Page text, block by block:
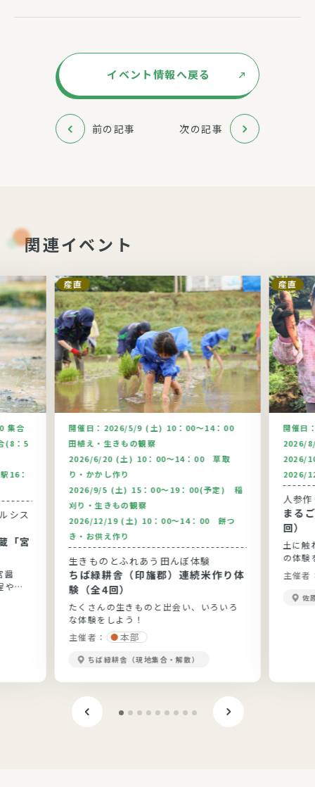
イベント情報へ戻る
前の記事 次の記事
関連イベント
集合
(8：5
16：
「宮
醤
や醤
産直
開催日： 2026/5/9 (土) 10：00～14：00
田植え・生きもの観察
2026/6/20 (土) 10：00～14：00 草取
り・かかし作り
2026/9/5 (土) 15：00～19：00(予定) 稲
刈り・生きもの観察
2026/12/19 (土) 10：00～14：00 餅つ
き・お供え作り
生きものとふれあう田んぼ体験
ちば緑耕舎（印旛郡）連続米作り体
験（全4回）
たくさんの生きものと出会い、いろいろ
な体験をしよう！
主催者：
本部
ちば緑耕舎（現地集合・解散）
産直
開催日
2026/
2026/
2026/
人参
まる
回）
土に触
の体験
主催者
佐